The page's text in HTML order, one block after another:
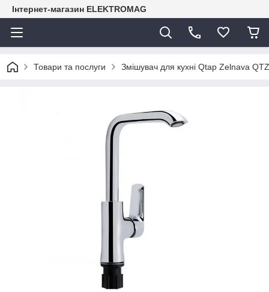
Інтернет-магазин ELEKTROMAG
Товари та послуги Змішувач для кухні Qtap Zelnava